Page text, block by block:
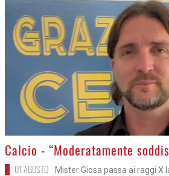
>
Calcio - “Moderatamente
01 AGOSTO Mister Giosa passa ai raggi X